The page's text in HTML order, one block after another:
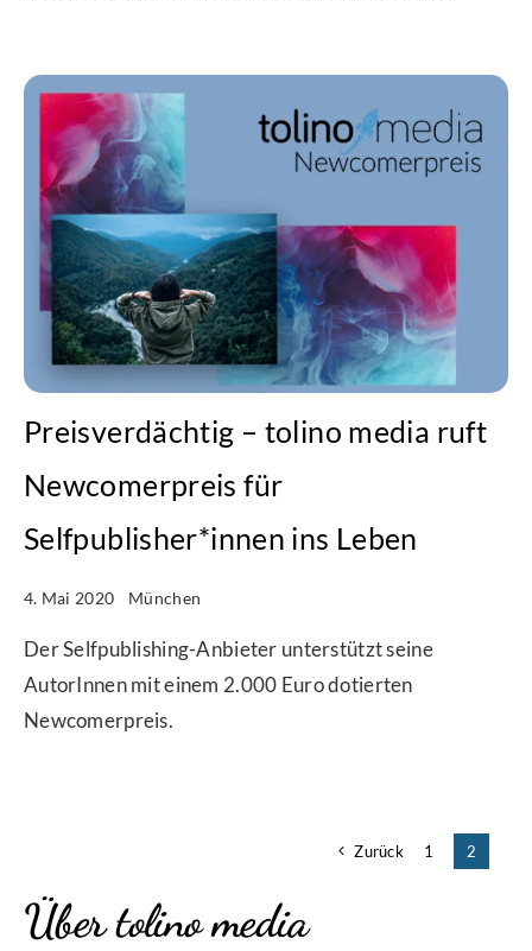
Preisverdächtig – tolino media ruft
Newcomerpreis für
Selfpublisher*innen ins Leben
4. Mai 2020 München
Der Selfpublishing-Anbieter unterstützt seine
AutorInnen mit einem 2.000 Euro dotierten
Newcomerpreis.
Zurück 1 2
Über tolino media